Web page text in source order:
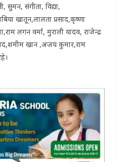
संगीता, विद्या,
खातून,लालता प्रसाद,कृष्णा
लगन वर्मा, मुराली यादव, राजेन्द्र
खान ,अजय कुमार,राम